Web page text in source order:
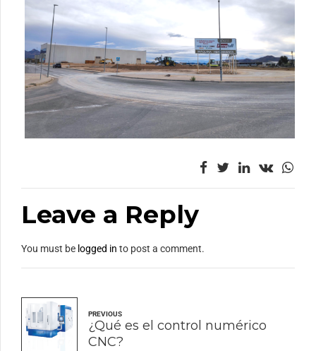
Leave a Reply
You must be logged in to post a comment.
PREVIOUS
¿Qué es el control numérico
CNC?